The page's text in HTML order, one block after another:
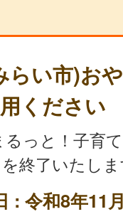
い市)お
ください
るっと！子育
終了いたし
: 令和8年11